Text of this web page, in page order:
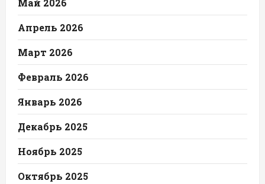
Май 2026
Апрель 2026
Март 2026
Февраль 2026
Январь 2026
Декабрь 2025
Ноябрь 2025
Октябрь 2025